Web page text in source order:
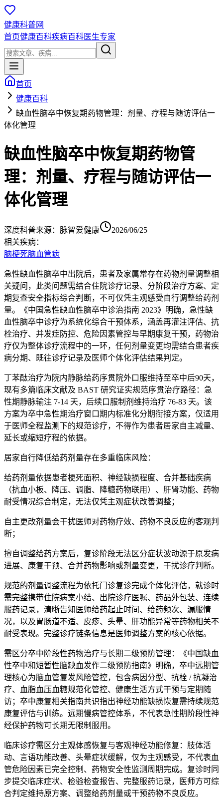
健康科普网
首页健康百科疾病百科医生专家
首页
健康百科
缺血性脑卒中恢复期药物管理：剂量、疗程与随访评估一
体化管理
缺血性脑卒中恢复期药物管
理：剂量、疗程与随访评估一
体化管理
深度科普来源： 脉智爱健康
2026/06/25
相关疾病：
脑梗死脑血管病
急性缺血性脑卒中出院后，患者及家属常存在药物剂量调整相
关疑问，此类问题需结合住院诊疗记录、分阶段治疗方案、定
期复查安全指标综合判断，不可仅凭主观感受自行调整给药剂
量。《中国急性缺血性脑卒中诊治指南 2023》明确，急性缺
血性脑卒中诊疗为系统化综合干预体系，涵盖再灌注评估、抗
栓治疗、并发症防控、危险因素管控与早期康复干预，药物治
疗仅为整体诊疗流程中的一环，任何剂量变更均需结合患者疾
病分期、既往诊疗记录及医师个体化评估结果判定。
丁苯酞治疗为院内静脉给药序贯院外口服维持至卒中后90天，
现有多篇临床文献及 BAST 研究证实规范序贯治疗路径：急
性期静脉输注 7-14 天，后续口服制剂维持治疗 76-83 天。该
方案为卒中急性期治疗窗口期内标准化分期衔接方案，仅适用
于医师全程监测下的规范诊疗，不得作为患者居家自主减量、
延长或缩短疗程的依据。
居家自行降低给药剂量存在多重临床风险：
给药剂量依据患者梗死面积、神经缺损程度、合并基础疾病
（抗血小板、降压、调脂、降糖药物联用）、肝肾功能、药物
耐受情况综合制定，无法仅凭主观症状改善调整；
自主更改剂量会干扰医师对药物疗效、药物不良反应的客观判
断；
擅自调整给药方案后，复诊阶段无法区分症状波动源于原发病
进展、康复干预、合并药物影响或剂量变更，干扰诊疗判断。
规范的剂量调整流程为依托门诊复诊完成个体化评估，就诊时
需完整携带住院病案小结、出院诊疗医嘱、药品外包装、连续
服药记录，清晰告知医师给药起止时间、给药频次、漏服情
况，以及胃肠道不适、皮疹、头晕、肝功能异常等药物相关不
耐受表现。完整诊疗链条信息是医师调整方案的核心依据。
需区分卒中阶段性药物治疗与长期二级预防管理：《中国缺血
性卒中和短暂性脑缺血发作二级预防指南》明确，卒中远期管
理核心为脑血管复发风险管控，包含病因分型、抗栓 / 抗凝治
疗、血脂血压血糖规范化管控、健康生活方式干预与定期随
访；卒中康复相关指南共识指出神经功能缺损恢复需持续规范
康复评估与训练。远期慢病管控体系，不代表急性期阶段性神
经保护药物可长期无限制服用。
临床诊疗需区分主观体感恢复与客观神经功能修复：肢体活
动、言语功能改善、头晕症状缓解，仅为主观感受，不代表血
管危险因素已完全控制、药物安全性监测周期完成。复诊时同
步提交临床症状、检验检查报告、完整服药记录，医师方可综
合判定维持原方案、调整给药剂量或干预药物不良反应。